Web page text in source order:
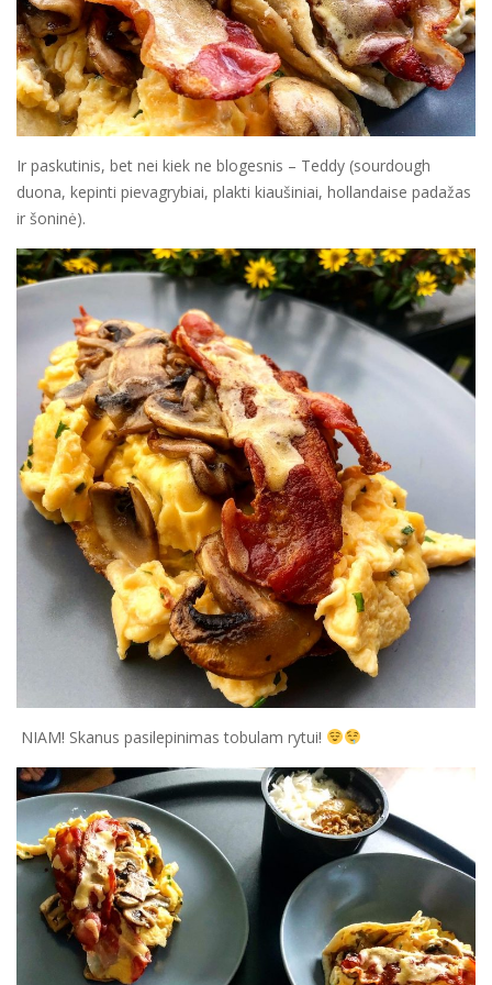
Ir paskutinis, bet nei kiek ne blogesnis – Teddy (sourdough
duona, kepinti pievagrybiai, plakti kiaušiniai, hollandaise padažas
ir šoninė).
NIAM! Skanus pasilepinimas tobulam rytui!